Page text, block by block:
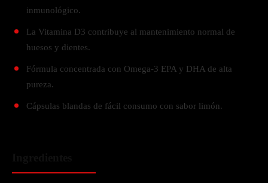
inmunológico.
La Vitamina D3 contribuye al mantenimiento normal de
huesos y dientes.
Fórmula concentrada con Omega-3 EPA y DHA de alta
pureza.
Cápsulas blandas de fácil consumo con sabor limón.